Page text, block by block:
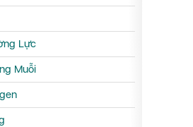
Lực
Muỗi